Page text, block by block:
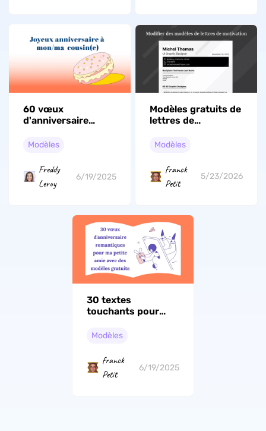
60 vœux
d'anniversaire
et cousine
Modèles
Freddy
Leroy
6/19/2025
Modèles gratuits de
lettres de
exemples par
Modèles
franck
Petit
5/23/2026
30 textes
touchants pour
anniversaire à votre
Modèles
franck
Petit
6/19/2025